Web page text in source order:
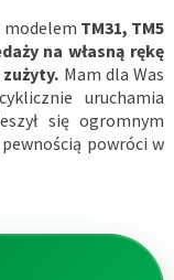
modelem TM31, TM5
na własną rękę
Mam dla Was
uruchamia
się ogromnym
powróci w